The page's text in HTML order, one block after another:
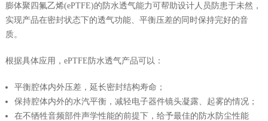
膨体聚四氟乙烯(ePTFE)的防水透气能力可帮助设计人员防患于未然，
实现产品在密封状态下的透气功能、平衡压差的同时保持完好的音
质。
根据具体应用，ePTFE防水透气产品可以：
平衡腔体内外压差，延长密封结构寿命；
保持腔体内外的水汽平衡，减轻电子器件镜头凝露、起雾的情况；
在不牺牲音频部件声学性能的前提下，给予最佳的防水防尘性能